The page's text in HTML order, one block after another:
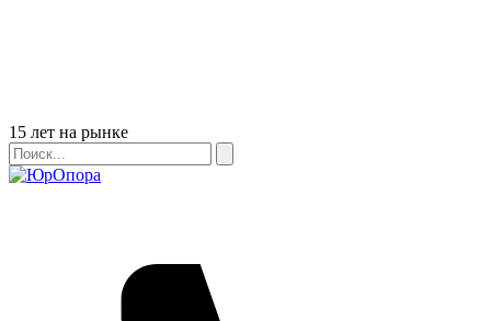
Бейдж
15 лет на рынке
Поиск
Поиск